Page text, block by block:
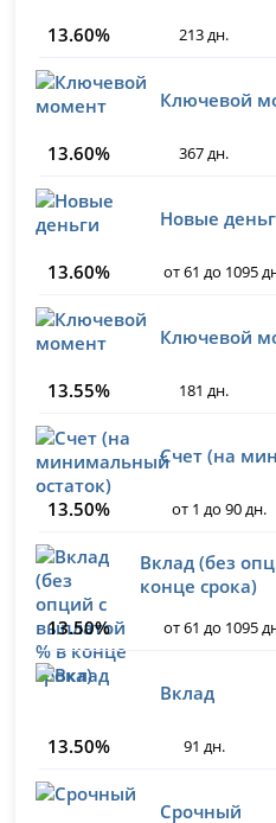
13.60% 213 дн.
Ключевой
13.60% 367 дн.
Новые
13.60% от 61 до 1095
Ключевой
13.55% 181 дн.
Счет (на
13.50% от 1 до 90 дн.
Вклад (без
конце срока)
13.50%
от 61 до 1095
Вклад
13.50% 91 дн.
Срочный